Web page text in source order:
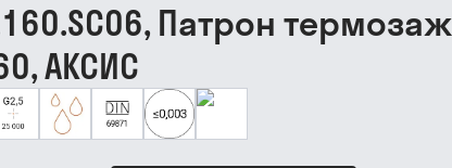
Патрон
АКСИС